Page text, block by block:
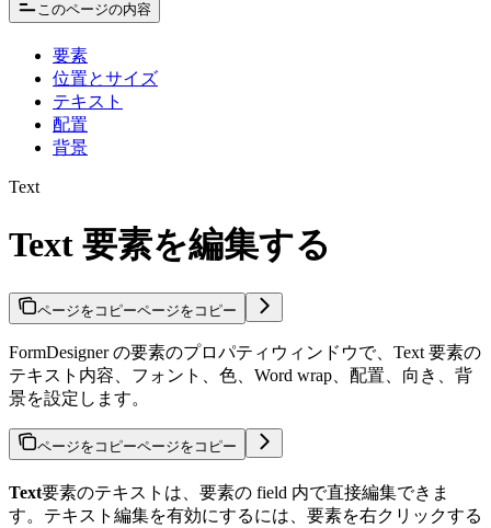
このページの内容
要素
位置とサイズ
テキスト
配置
背景
Text
Text 要素を編集する
ページをコピーページをコピー
FormDesigner の要素のプロパティウィンドウで、Text 要素の
テキスト内容、フォント、色、Word wrap、配置、向き、背
景を設定します。
ページをコピーページをコピー
Text要素のテキストは、要素の field 内で直接編集できま
す。テキスト編集を有効にするには、要素を右クリックする